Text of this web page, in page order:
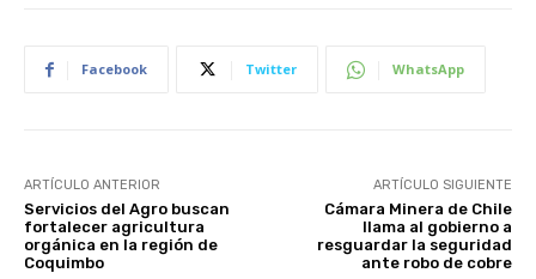
Facebook Twitter WhatsApp
ARTÍCULO ANTERIOR
Servicios del Agro buscan
fortalecer agricultura
orgánica en la región de
Coquimbo
ARTÍCULO SIGUIENTE
Cámara Minera de Chile
llama al gobierno a
resguardar la seguridad
ante robo de cobre